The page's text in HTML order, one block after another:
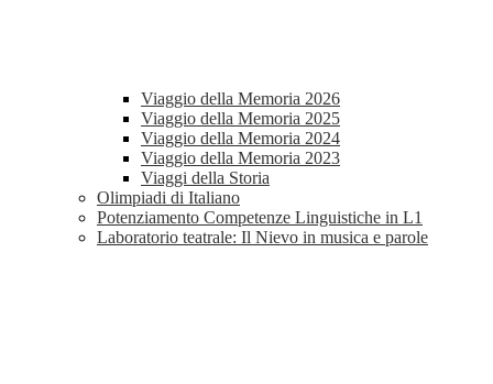
Viaggio della Memoria 2026
Viaggio della Memoria 2025
Viaggio della Memoria 2024
Viaggio della Memoria 2023
Viaggi della Storia
Olimpiadi di Italiano
Potenziamento Competenze Linguistiche in L1
Laboratorio teatrale: Il Nievo in musica e parole